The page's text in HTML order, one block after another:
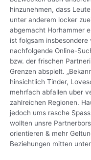
hinzunehmen, dass
unter anderem locker
abgemacht Horhammer
ist folgsam
nachfolgende Online-
bzw. der frischen
Grenzen abspielt.
hinsichtlich Tinder,
mehrfach abfallen uber
zahlreichen Regionen.
jedoch ums rasche
wollten unsre
orientieren & mehr
Beziehungen mitten